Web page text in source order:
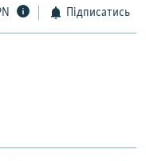
Підписатись